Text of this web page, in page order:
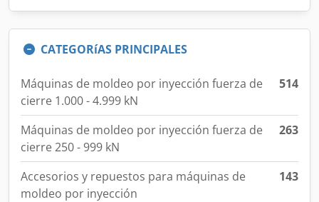
CATEGORíAS PRINCIPALES
Máquinas de moldeo por inyección fuerza de
cierre 1.000 - 4.999 kN
514
Máquinas de moldeo por inyección fuerza de
cierre 250 - 999 kN
263
Accesorios y repuestos para máquinas de
moldeo por inyección
143